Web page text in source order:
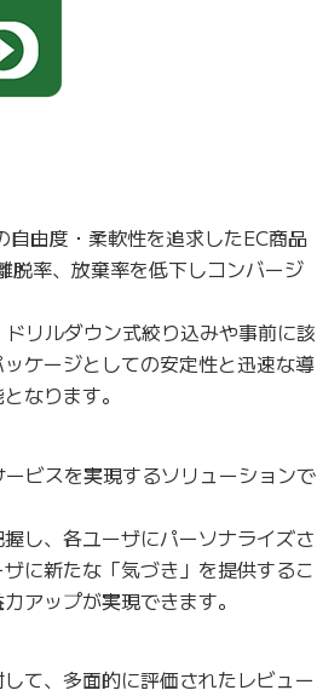
由度・柔軟性を追求したEC商品
脱率、放棄率を低下しコンバージ
リルダウン式絞り込みや事前に該
ケージとしての安定性と迅速な導
なります。
ビスを実現するソリューションで
し、各ユーザにパーソナライズさ
に新たな「気づき」を提供するこ
アップが実現できます。
て、多面的に評価されたレビュー